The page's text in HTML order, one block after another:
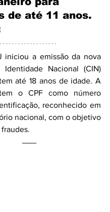
de até 11 anos.
iniciou a emissão da nova
Identidade Nacional (CIN)
até 18 anos de idade. A
o CPF como número
reconhecido em
nacional, com o objetivo